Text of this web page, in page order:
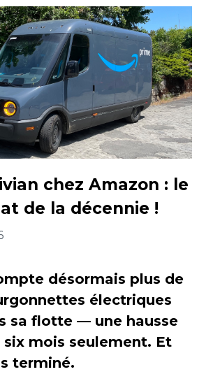
chez Amazon : le
de la décennie !
désormais plus de
électriques
sa flotte — une hausse
six mois seulement. Et
terminé.